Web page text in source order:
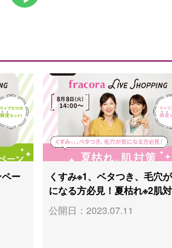
ー
くすみ※1、ベタつき、毛穴
になる方必見！夏枯れ※2肌
公開日：2023.07.11